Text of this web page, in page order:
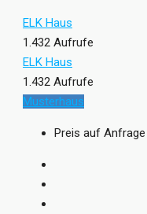
ELK Haus
1.432 Aufrufe
ELK Haus
1.432 Aufrufe
Musterhaus
Preis auf Anfrage